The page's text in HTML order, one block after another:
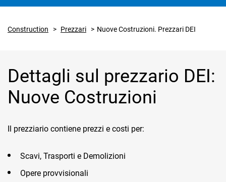
Construction Prezzari Nuove Costruzioni. Prezzari DEI
Dettagli sul prezzario DEI:
Nuove Costruzioni
Il prezziario contiene prezzi e costi per:
Scavi, Trasporti e Demolizioni
Opere provvisionali